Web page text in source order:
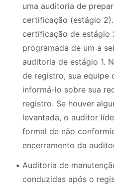
uma auditoria de
certificação (estágio
certificação de estágio
programada de um a
auditoria de estágio 1.
de registro, sua equipe
informá-lo sobre sua
registro. Se houver
levantada, o auditor
formal de não
encerramento da
Auditoria de
conduzidas após o